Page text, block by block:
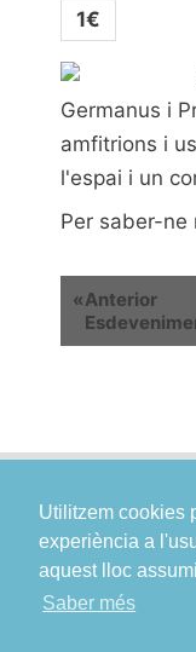
Utilitzem cookies
experiència a
aquest lloc
Saber més
1€
Germanus i
amfitrions i
l'espai i un
Per saber-ne
«Anterior
© Ajuntament de
– 08830 Sant